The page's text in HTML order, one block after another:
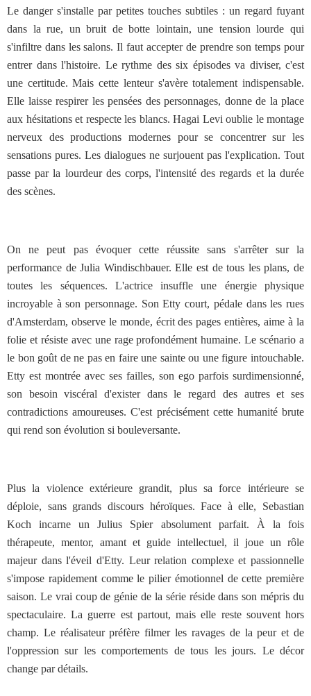
Le danger s'installe par petites touches subtiles : un regard fuyant
dans la rue, un bruit de botte lointain, une tension lourde qui
s'infiltre dans les salons. Il faut accepter de prendre son temps pour
entrer dans l'histoire. Le rythme des six épisodes va diviser, c'est
une certitude. Mais cette lenteur s'avère totalement indispensable.
Elle laisse respirer les pensées des personnages, donne de la place
aux hésitations et respecte les blancs. Hagai Levi oublie le montage
nerveux des productions modernes pour se concentrer sur les
sensations pures. Les dialogues ne surjouent pas l'explication. Tout
passe par la lourdeur des corps, l'intensité des regards et la durée
des scènes.
On ne peut pas évoquer cette réussite sans s'arrêter sur la
performance de Julia Windischbauer. Elle est de tous les plans, de
toutes les séquences. L'actrice insuffle une énergie physique
incroyable à son personnage. Son Etty court, pédale dans les rues
d'Amsterdam, observe le monde, écrit des pages entières, aime à la
folie et résiste avec une rage profondément humaine. Le scénario a
le bon goût de ne pas en faire une sainte ou une figure intouchable.
Etty est montrée avec ses failles, son ego parfois surdimensionné,
son besoin viscéral d'exister dans le regard des autres et ses
contradictions amoureuses. C'est précisément cette humanité brute
qui rend son évolution si bouleversante.
Plus la violence extérieure grandit, plus sa force intérieure se
déploie, sans grands discours héroïques. Face à elle, Sebastian
Koch incarne un Julius Spier absolument parfait. À la fois
thérapeute, mentor, amant et guide intellectuel, il joue un rôle
majeur dans l'éveil d'Etty. Leur relation complexe et passionnelle
s'impose rapidement comme le pilier émotionnel de cette première
saison. Le vrai coup de génie de la série réside dans son mépris du
spectaculaire. La guerre est partout, mais elle reste souvent hors
champ. Le réalisateur préfère filmer les ravages de la peur et de
l'oppression sur les comportements de tous les jours. Le décor
change par détails.